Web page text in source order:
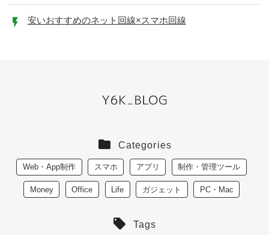
安いおすすめのネット回線×スマホ回線
Categories
Web・App制作 スマホ アプリ 制作・管理ツール
Money Office Life ガジェット PC・Mac
Tags